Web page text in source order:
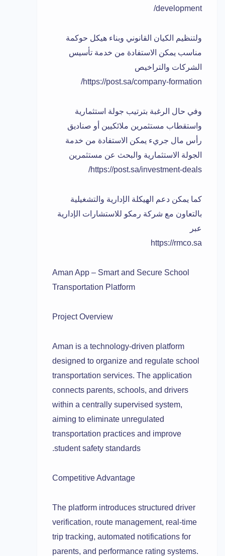
development/
ولتنظيم الكيان القانوني وبناء هيكل حوكمة
مناسب يمكن الاستفادة من خدمة تأسيس
الشركات والتراخيص
https://post.sa/company-formation/
وفي حال الرغبة بترتيب جولة استثمارية
واستقطاب مستثمرين ملائكيين أو صناديق
رأس مال جريء يمكن الاستفادة من خدمة
الجولة الاستثمارية والبحث عن مستثمرين
https://post.sa/investment-deals/
كما يمكن دعم الهيكلة الإدارية والتشغيلية
بالتعاون مع شركة رمكو للاستشارات الإدارية
عبر
https://rmco.sa
Aman App – Smart and Secure School
Transportation Platform
Project Overview
Aman is a technology-driven platform
designed to organize and regulate school
transportation services. The application
connects parents, schools, and drivers
within a centrally supervised system,
aiming to eliminate unregulated
transportation practices and improve
student safety standards.
Competitive Advantage
The platform introduces structured driver
verification, route management, real-time
trip tracking, automated notifications for
parents, and performance rating systems.